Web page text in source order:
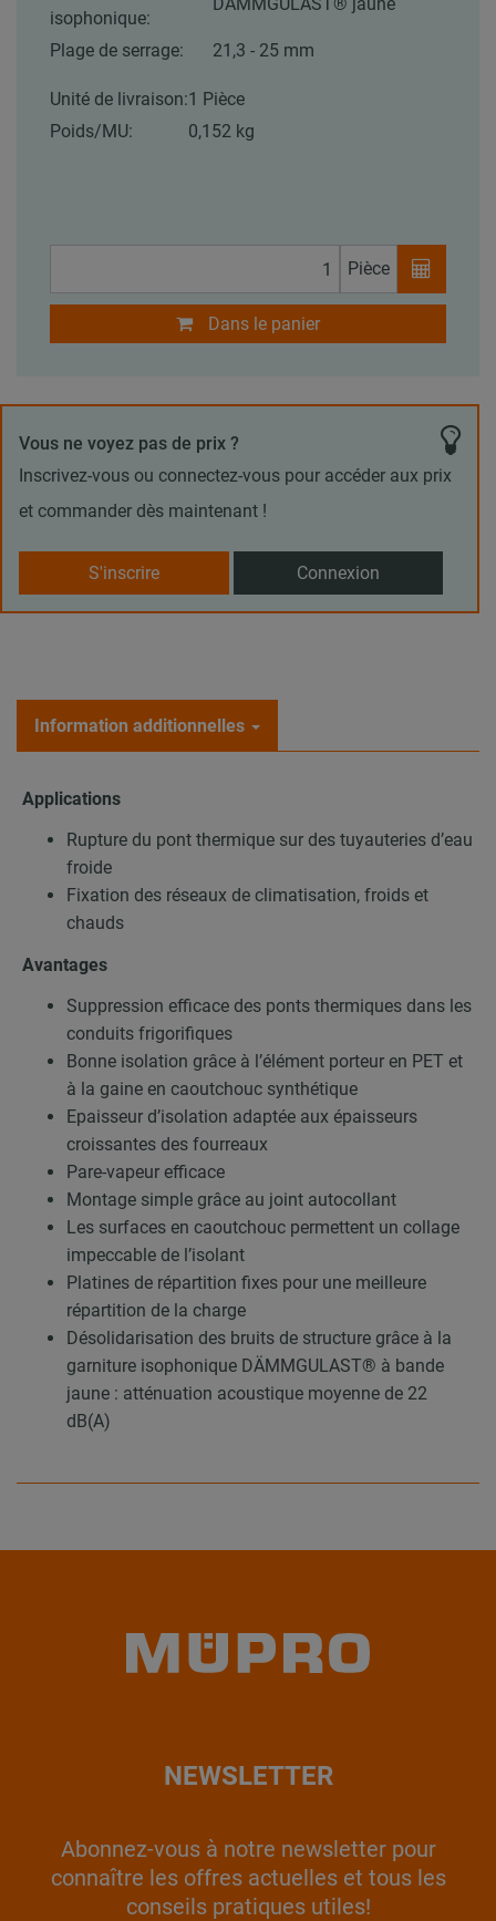
isophonique:
DÄMMGULAST® jaune
Plage de serrage: 21,3 - 25 mm
Unité de livraison:1 Pièce
Poids/MU:
0,152 kg
Pièce
Dans le panier
Vous ne voyez pas de prix ?
Inscrivez-vous ou connectez-vous pour accéder aux prix
et commander dès maintenant !
S'inscrire Connexion
Information additionnelles
Applications
Rupture du pont thermique sur des tuyauteries d’eau
froide
Fixation des réseaux de climatisation, froids et
chauds
Avantages
Suppression efficace des ponts thermiques dans les
conduits frigorifiques
Bonne isolation grâce à l’élément porteur en PET et
à la gaine en caoutchouc synthétique
Epaisseur d’isolation adaptée aux épaisseurs
croissantes des fourreaux
Pare-vapeur efficace
Montage simple grâce au joint autocollant
Les surfaces en caoutchouc permettent un collage
impeccable de l’isolant
Platines de répartition fixes pour une meilleure
répartition de la charge
Désolidarisation des bruits de structure grâce à la
garniture isophonique DÄMMGULAST® à bande
jaune : atténuation acoustique moyenne de 22
dB(A)
NEWSLETTER
Abonnez-vous à notre newsletter pour
connaître les offres actuelles et tous les
conseils pratiques utiles!